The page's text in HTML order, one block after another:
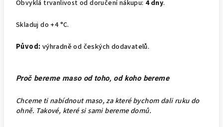
Obvyklá trvanlivost od doručení nákupu: 4 dny.
Skladuj do +4 °C.
Původ:výhradně od českých dodavatelů.
Proč bereme maso od toho, od koho bereme
Chceme ti nabídnout maso, za které bychom dali ruku do
ohně. Takové, které si sami bereme domů.